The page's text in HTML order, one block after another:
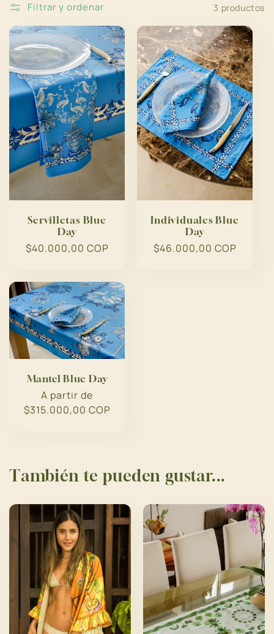
Filtrar y ordenar 3 productos
Servilletas Blue
Day
Precio
$40.000,00 COP
Individuales Blue
Day
Precio
$46.000,00 COP
Mantel Blue Day
Precio
habitual
A partir de
$315.000,00 COP
También te pueden gustar...